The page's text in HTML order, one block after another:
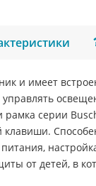
и имеет
серии
питания,
от детей, в